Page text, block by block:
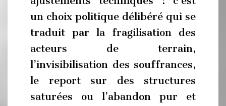
un choix politique délibéré qui se
traduit par la fragilisation des
acteurs de terrain,
l’invisibilisation des souffrances,
le report sur des structures
saturées ou l’abandon pur et